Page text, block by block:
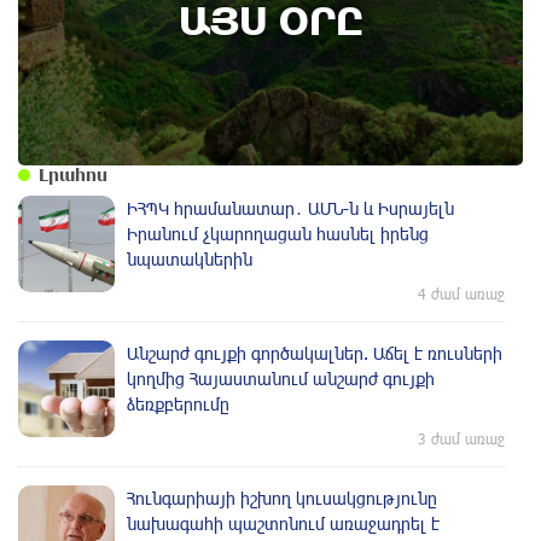
ԱՅՍ ՕՐԸ
Լրահոս
ԻՀՊԿ հրամանատար․ ԱՄՆ-ն և Իսրայելն
Իրանում չկարողացան հասնել իրենց
նպատակներին
4 ժամ առաջ
Անշարժ գույքի գործակալներ. Աճել է ռուսների
կողմից Հայաստանում անշարժ գույքի
ձեռքբերումը
3 ժամ առաջ
Հունգարիայի իշխող կուսակցությունը
նախագահի պաշտոնում առաջադրել է